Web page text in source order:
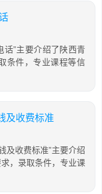
话”主要介绍了陕西青
条件，专业课程等信
及收费标准
及收费标准”主要介绍
，录取条件，专业课